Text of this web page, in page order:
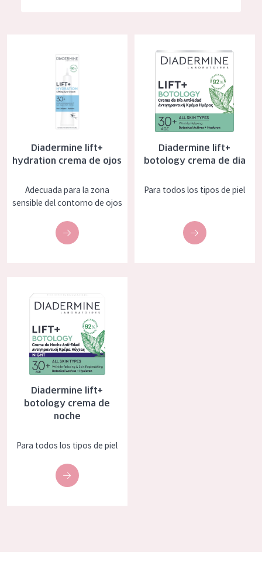
Regeneración
Piel menopáusica
TIPO DE PRODUCTO
Crema de día
Crema de ojos
Limpieza
Essentials
Expert
TIPO DE PIEL
Piel sensible
Piel normal y seca
Piel mixata o grasa
Piel madura
Piel expuesta al sol
Diadermine lift+
hydration crema de ojos
Adecuada para la zona
sensible del contorno de ojos
Diadermine lift+
botology crema de día
Para todos los tipos de piel
Diadermine lift+
botology crema de
noche
Para todos los tipos de piel